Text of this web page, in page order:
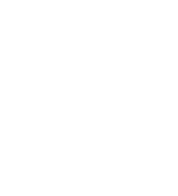
Maître ne laisse ses disciples